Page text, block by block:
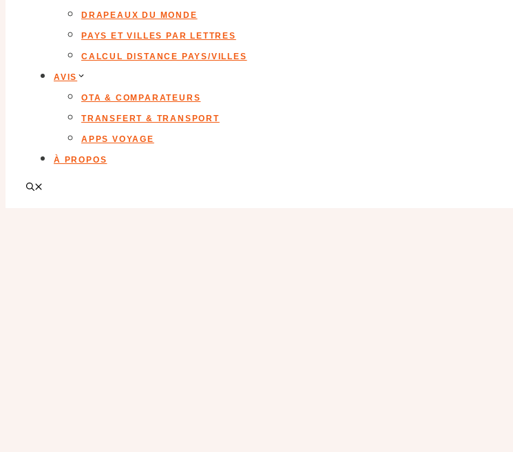
DRAPEAUX DU MONDE
PAYS ET VILLES PAR LETTRES
CALCUL DISTANCE PAYS/VILLES
AVIS
OTA & COMPARATEURS
TRANSFERT & TRANSPORT
APPS VOYAGE
À PROPOS